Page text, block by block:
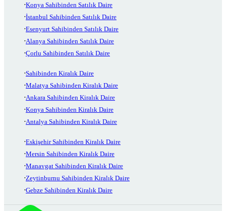
Konya Sahibinden Satılık Daire
İstanbul Sahibinden Satılık Daire
Esenyurt Sahibinden Satılık Daire
Alanya Sahibinden Satılık Daire
Çorlu Sahibinden Satılık Daire
Sahibinden Kiralık Daire
Malatya Sahibinden Kiralık Daire
Ankara Sahibinden Kiralık Daire
Konya Sahibinden Kiralık Daire
Antalya Sahibinden Kiralık Daire
Eskişehir Sahibinden Kiralık Daire
Mersin Sahibinden Kiralık Daire
Manavgat Sahibinden Kiralık Daire
Zeytinburnu Sahibinden Kiralık Daire
Gebze Sahibinden Kiralık Daire